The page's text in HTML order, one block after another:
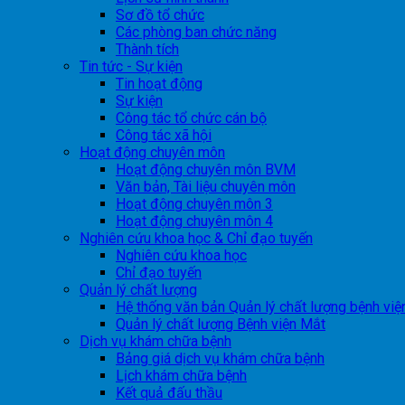
Sơ đồ tổ chức
Các phòng ban chức năng
Thành tích
Tin tức - Sự kiện
Tin hoạt động
Sự kiện
Công tác tổ chức cán bộ
Công tác xã hội
Hoạt động chuyên môn
Hoạt động chuyên môn BVM
Văn bản, Tài liệu chuyên môn
Hoạt động chuyên môn 3
Hoạt động chuyên môn 4
Nghiên cứu khoa học & Chỉ đạo tuyến
Nghiên cứu khoa học
Chỉ đạo tuyến
Quản lý chất lượng
Hệ thống văn bản Quản lý chất lượng bệnh
Quản lý chất lượng Bệnh viện Mắt
Dịch vụ khám chữa bệnh
Bảng giá dịch vụ khám chữa bệnh
Lịch khám chữa bệnh
Kết quả đấu thầu